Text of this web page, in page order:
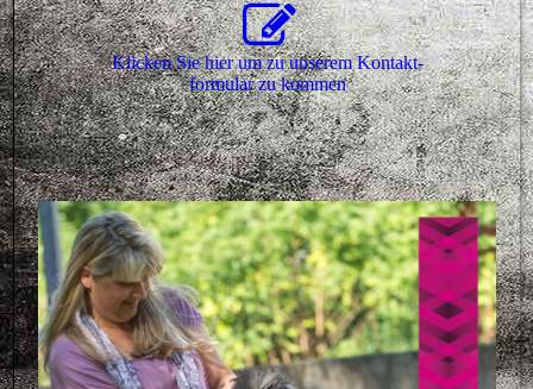
Klicken Sie hier um zu unserem Kon­takt­
for­mu­lar zu kommen